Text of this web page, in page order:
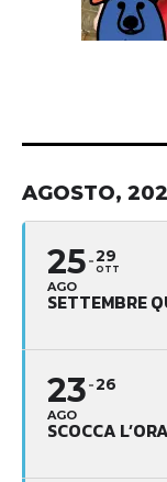
AGOSTO,
25
AGO
29
OTT
SETTEMBRE
23
AGO
26
SCOCCA